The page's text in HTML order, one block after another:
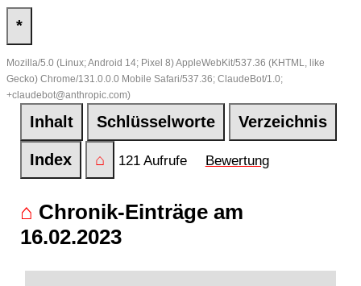
*
Mozilla/5.0 (Linux; Android 14; Pixel 8) AppleWebKit/537.36 (KHTML, like
Gecko) Chrome/131.0.0.0 Mobile Safari/537.36; ClaudeBot/1.0;
+claudebot@anthropic.com)
Inhalt Schlüsselworte Verzeichnis
Index ⌂ 121 Aufrufe Bewertung
⌂ Chronik-Einträge am
16.02.2023